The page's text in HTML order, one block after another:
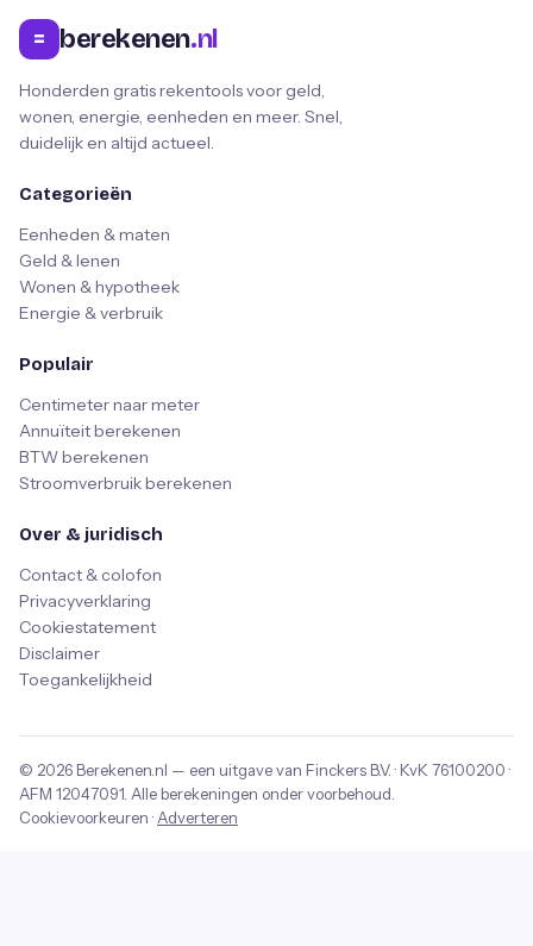
= berekenen.nl
Honderden gratis rekentools voor geld,
wonen, energie, eenheden en meer. Snel,
duidelijk en altijd actueel.
Categorieën
Eenheden & maten
Geld & lenen
Wonen & hypotheek
Energie & verbruik
Populair
Centimeter naar meter
Annuïteit berekenen
BTW berekenen
Stroomverbruik berekenen
Over & juridisch
Contact & colofon
Privacyverklaring
Cookiestatement
Disclaimer
Toegankelijkheid
© 2026 Berekenen.nl — een uitgave van Finckers B.V. · KvK 76100200 ·
AFM 12047091 . Alle berekeningen onder voorbehoud.
Cookievoorkeuren · Adverteren